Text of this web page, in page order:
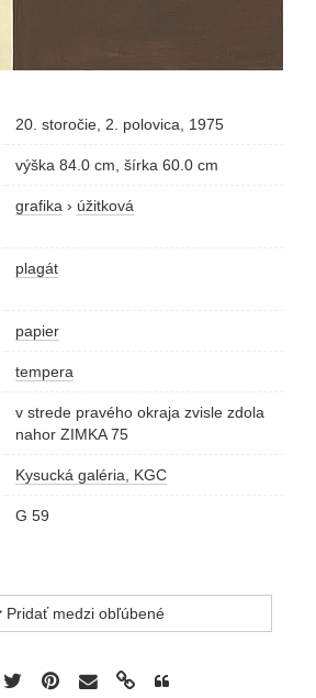
20. storočie, 2. polovica, 1975
výška 84.0 cm, šírka 60.0 cm
grafika › úžitková
plagát
papier
tempera
v strede pravého okraja zvisle zdola
nahor ZIMKA 75
Kysucká galéria, KGC
G 59
Pridať medzi obľúbené